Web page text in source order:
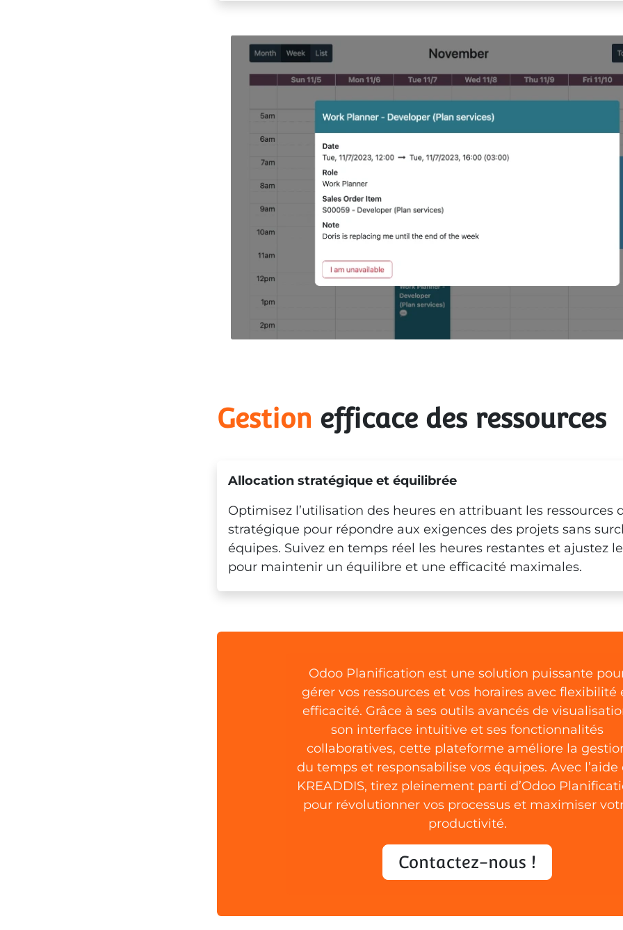
Gestion efficace des ressources
Allocation stratégique et équilibrée
Optimisez l’utilisation des heures en attribuant les ressources
stratégique pour répondre aux exigences des projets sans
équipes. Suivez en temps réel les heures restantes et ajustez
pour maintenir un équilibre et une efficacité maximales.
Odoo Planification est une solution puissante
gérer vos ressources et vos horaires avec flexibilité
efficacité. Grâce à ses outils avancés de
son interface intuitive et ses fonctionnalités
collaboratives, cette plateforme améliore la
du temps et responsabilise vos équipes. Avec l’aide
KREADDIS, tirez pleinement parti d’Odoo
pour révolutionner vos processus et maximiser
productivité.
Contactez-nous !